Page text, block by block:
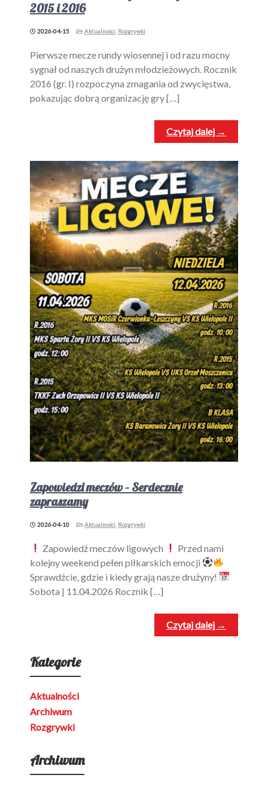
2015 i 2016
2026-04-15 Aktualności Rozgrywki
Pierwsze mecze rundy wiosennej i od razu mocny
sygnał od naszych drużyn młodzieżowych. Rocznik
2016 (gr. I) rozpoczyna zmagania od zwycięstwa,
pokazując dobrą organizację gry […]
Czytaj dalej →
Zapowiedzi meczów – Serdecznie
zapraszamy
2026-04-10 Aktualności Rozgrywki
Zapowiedź meczów ligowych
Przed nami
kolejny weekend pełen piłkarskich emocji
Sprawdźcie, gdzie i kiedy grają nasze drużyny!
Sobota | 11.04.2026 Rocznik […]
Czytaj dalej →
Kategorie
Aktualności
Archiwum
Rozgrywki
Archiwum